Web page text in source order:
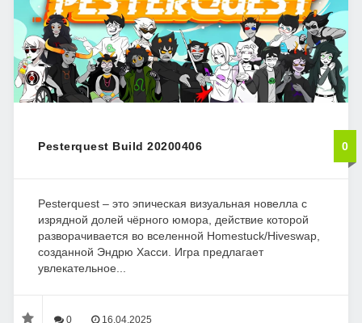
Pesterquest Build 20200406 0
Pesterquest – это эпическая визуальная новелла с
изрядной долей чёрного юмора, действие которой
разворачивается во вселенной Homestuck/Hiveswap,
созданной Эндрю Хасси. Игра предлагает
увлекательное...
0 16.04.2025